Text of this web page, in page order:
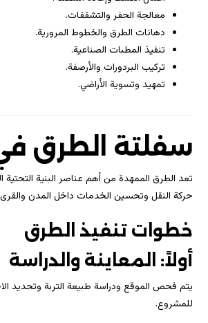
معالجة الحفر والتشققات.
دهانات الطرق والخطوط المرورية.
تنفيذ المطبات الصناعية.
تركيب البردورات والأرصفة.
تمهيد وتسوية الأراضي.
سفلتة الطرق
تعد الطرق الممهدة من أهم عناصر البنية
حركة النقل وتحسين الخدمات داخل المدن
خطوات تنفيذ الطرق
أولاً: المعاينة والدراسة
يتم فحص الموقع ودراسة طبيعة التربة وتحديد
للمشروع.